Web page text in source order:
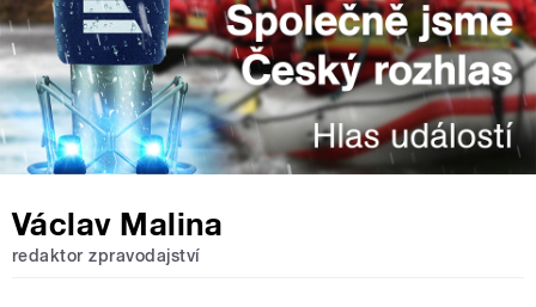
Václav Malina
redaktor zpravodajství